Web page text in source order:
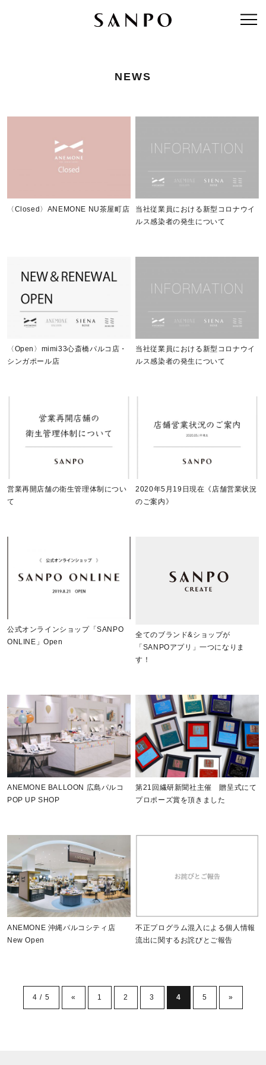
NEWS
〈Closed〉ANEMONE NU茶屋町店
当社従業員における新型コロナウイ
ルス感染者の発生について
〈Open〉mimi33心斎橋パルコ店・
シンガポール店
当社従業員における新型コロナウイ
ルス感染者の発生について
営業再開店舗の衛生管理体制につい
て
2020年5月19日現在《店舗営業状況
のご案内》
公式オンラインショップ「SANPO
ONLINE」Open
全てのブランド&ショップが
「SANPOアプリ」一つになりま
す！
ANEMONE BALLOON 広島パルコ
POP UP SHOP
第21回繊研新聞社主催 贈呈式にて
プロポーズ賞を頂きました
ANEMONE 沖縄パルコシティ店
New Open
不正プログラム混入による個人情報
流出に関するお詫びとご報告
4 / 5 « 1 2 3 4 5 »